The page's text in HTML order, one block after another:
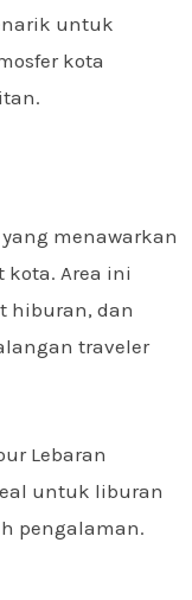
untuk
kota
menawarkan
Area ini
hiburan, dan
traveler
Lebaran
untuk liburan
pengalaman.